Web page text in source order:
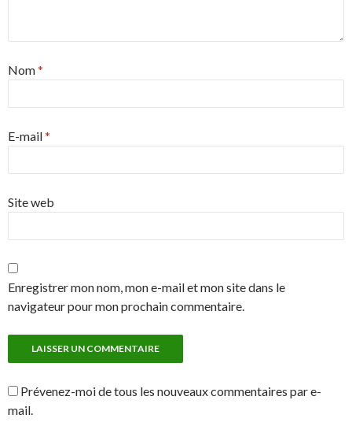
Nom*
E-mail*
Site web
Enregistrer mon nom, mon e-mail et mon site dans le
navigateur pour mon prochain commentaire.
Prévenez-moi de tous les nouveaux commentaires par e-
mail.